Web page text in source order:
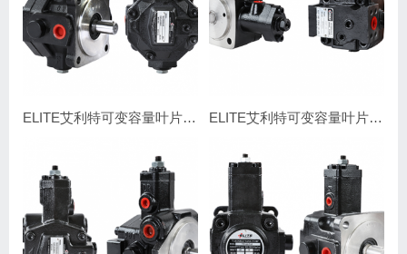
ELITE艾利特可变容量叶片泵SVPF-23、26、30、40 ELITE艾利特可变容量叶片泵VDP-15、30